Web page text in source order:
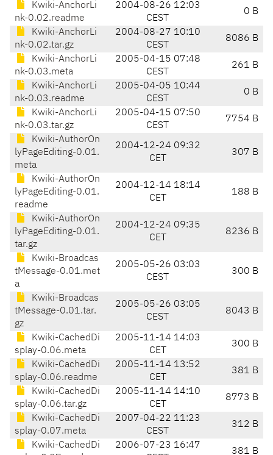
Kwiki-AnchorLi
nk-0.02.readme
2004-08-26 12:03
CEST
0 B
Kwiki-AnchorLi
nk-0.02.tar.gz
2004-08-27 10:10
CEST
8086 B
Kwiki-AnchorLi
nk-0.03.meta
2005-04-15 07:48
CEST
261 B
Kwiki-AnchorLi
nk-0.03.readme
2005-04-05 10:44
CEST
0 B
Kwiki-AnchorLi
nk-0.03.tar.gz
2005-04-15 07:50
CEST
7754 B
Kwiki-AuthorOn
lyPageEditing-0.01.
meta
2004-12-24 09:32
CET
307 B
Kwiki-AuthorOn
lyPageEditing-0.01.
readme
2004-12-14 18:14
CET
188 B
Kwiki-AuthorOn
lyPageEditing-0.01.
tar.gz
2004-12-24 09:35
CET
8236 B
Kwiki-Broadcas
tMessage-0.01.met
a
2005-05-26 03:03
CEST
300 B
Kwiki-Broadcas
tMessage-0.01.tar.
gz
2005-05-26 03:05
CEST
8043 B
Kwiki-CachedDi
splay-0.06.meta
2005-11-14 14:03
CET
300 B
Kwiki-CachedDi
splay-0.06.readme
2005-11-14 13:52
CET
381 B
Kwiki-CachedDi
splay-0.06.tar.gz
2005-11-14 14:10
CET
8773 B
Kwiki-CachedDi
splay-0.07.meta
2007-04-22 11:23
CEST
312 B
Kwiki-CachedDi
2006-07-23 16:47
381 B